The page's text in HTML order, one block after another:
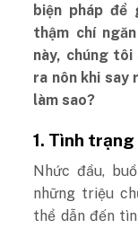
biện pháp để
thậm chí
này, chúng tôi
ra nôn khi say
làm sao?
1. Tình
Nhức đầu,
những triệu
thể dẫn đến